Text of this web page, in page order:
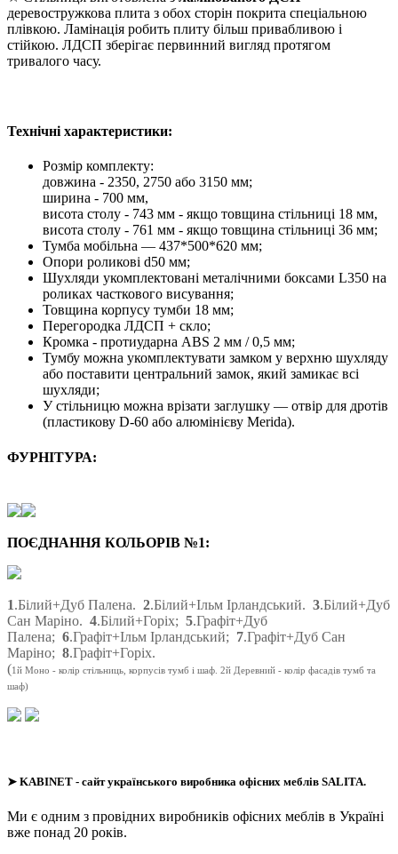
деревостружкова плита з обох сторін покрита спеціальною
плівкою. Ламінація робить плиту більш привабливою і
стійкою. ЛДСП зберігає первинний вигляд протягом
тривалого часу.
Технічні характеристики:
Розмір комплекту:
довжина - 2350, 2750 або 3150 мм;
ширина - 700 мм,
висота столу - 743 мм - якщо товщина стільниці 18 мм,
висота столу - 761 мм - якщо товщина стільниці 36 мм;
Тумба мобільна — 437*500*620 мм;
Опори роликові d50 мм;
Шухляди укомплектовані металічними боксами L350 на
роликах часткового висування;
Товщина корпусу тумби 18 мм;
Перегородка ЛДСП + скло;
Кромка - протиударна ABS 2 мм / 0,5 мм;
Тумбу можна укомплектувати замком у верхню шухляду
або поставити центральний замок, який замикає всі
шухляди;
У стільницю можна врізати заглушку — отвір для дротів
(пластикову D-60 або алюмінієву Merida).
ФУРНІТУРА:
ПОЄДНАННЯ КОЛЬОРІВ №1:
1.Білий+Дуб Палена. 2.Білий+Ільм Ірландський. 3.Білий+Дуб
Сан Маріно. 4.Білий+Горіх; 5.Графіт+Дуб
Палена; 6.Графіт+Ільм Ірландський; 7.Графіт+Дуб Сан
Маріно; 8.Графіт+Горіх.
(1й Моно - колір стільниць, корпусів тумб і шаф. 2й Деревний - колір фасадів тумб та
шаф)
➤ KABINET - сайт українського виробника офісних меблів SALITA.
Ми є одним з провідних виробників офісних меблів в Україні
вже понад 20 років.